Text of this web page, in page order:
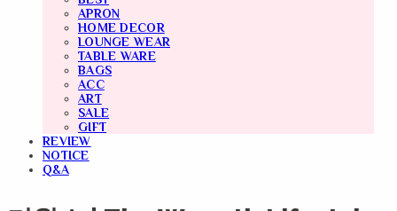
APRON
HOME DECOR
LOUNGE WEAR
TABLE WARE
BAGS
ACC
ART
SALE
GIFT
REVIEW
NOTICE
Q&A